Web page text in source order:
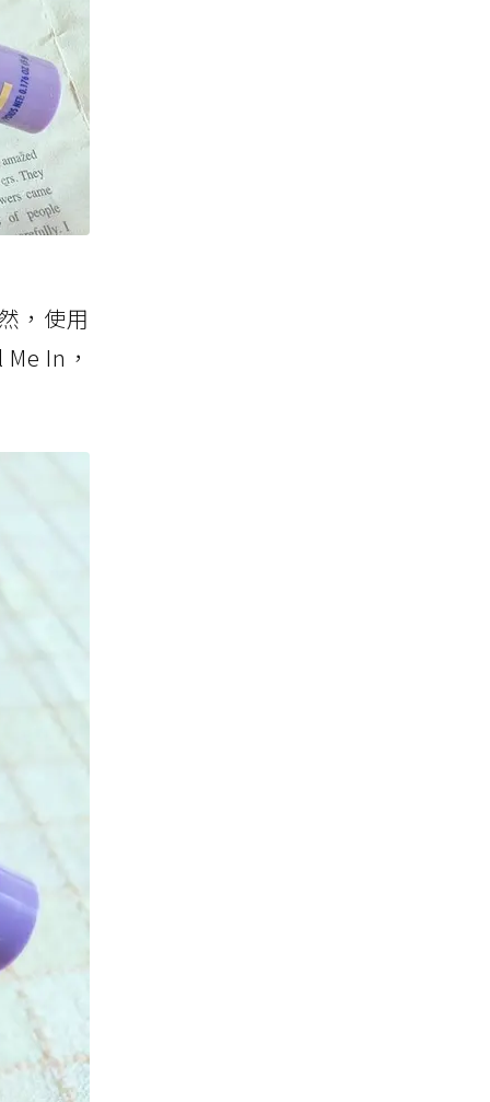
，使用
In，